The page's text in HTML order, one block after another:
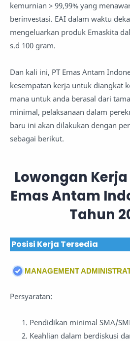
kemurnian > 99,99% yang
berinvestasi. EAI dalam waktu
mengeluarkan produk Emaskita
s.d 100 gram.
Dan kali ini, PT Emas Antam
kesempatan kerja untuk diangkat
mana untuk anda berasal dari
minimal, pelaksanaan dalam
baru ini akan dilakukan dengan
sebagai berikut.
Lowongan
Emas Antam
Tahun
Posisi Kerja Tersedia
MANAGEMENT
Persyaratan:
Pendidikan minimal SMA/
Keahlian dalam berdiskusi